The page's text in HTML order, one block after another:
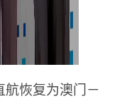
恢复为澳门－